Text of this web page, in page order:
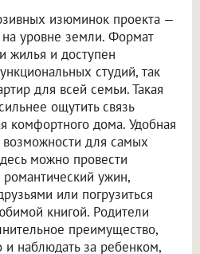
изюминок проекта —
уровне земли. Формат
жилья и доступен
студий, так
для всей семьи. Такая
ощутить связь
комфортного дома. Удобная
возможности для самых
можно провести
ужин,
или погрузиться
книгой. Родители
преимущество,
и наблюдать за ребенком,